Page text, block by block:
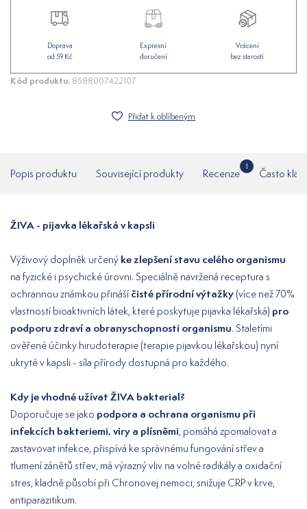
Doprava
od 59 Kč
Expresní
doručení
Vrácení
bez starostí
Kód produktu: 8588007422107
Přidat k oblíbeným
Popis produktu Související produkty Recenze
1
Často
ŽIVA - pijavka lékařská v kapsli
Výživový doplněk určený ke zlepšení stavu celého organismu
na fyzické i psychické úrovni. Speciálně navržená receptura s
ochrannou známkou přináší čisté přírodní výtažky (více než 70%
vlastností bioaktivních látek, které poskytuje pijavka lékařská) pro
podporu zdraví a obranyschopnosti organismu. Staletími
ověřené účinky hirudoterapie (terapie pijavkou lékařskou) nyní
ukryté v kapsli - síla přírody dostupná pro každého.
Kdy je vhodné užívat ŽIVA bakterial?
Doporučuje se jako podpora a ochrana organismu při
infekcích bakteriemi, viry a plísněmi , pomáhá zpomalovat a
zastavovat infekce, přispívá ke správnému fungování střev a
tlumení zánětů střev, má výrazný vliv na volné radikály a oxidační
stres, kladně působí při Chronovej nemoci, snižuje CRP v krve,
antiparazitikum.